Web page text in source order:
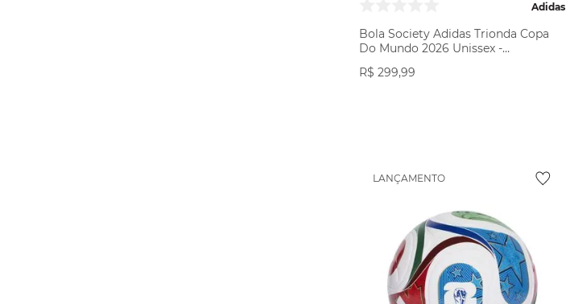
Adidas
Bola Society Adidas Trionda Copa
Do Mundo 2026 Unissex -
Branca/Multicolor
R$ 299,99
LANÇAMENTO